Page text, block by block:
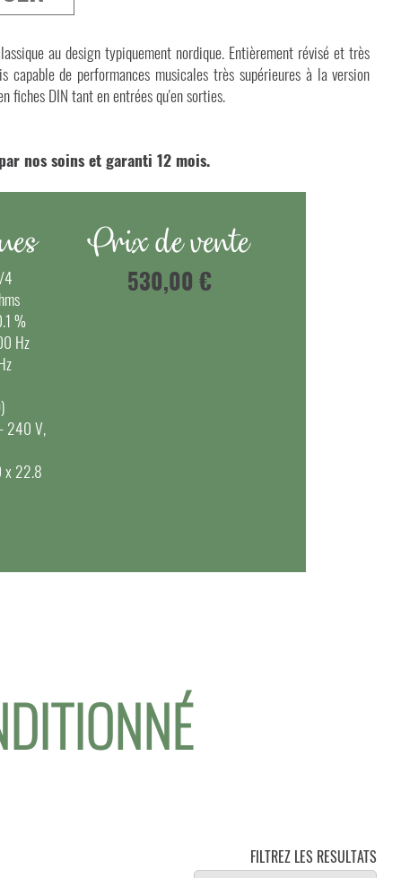
au design typiquement nordique. Entièrement révisé et très
capable de performances musicales très supérieures à la version
fiches DIN tant en entrées qu'en sorties.
nos soins et garanti 12 mois.
%
Hz
240 V,
x 22.8
Prix de vente
530,00 €
FILTREZ LES RESULTATS